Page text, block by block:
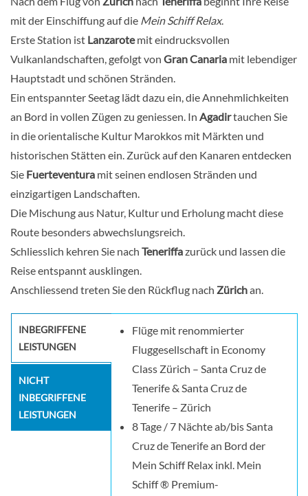
mit der Einschiffung auf die Mein Schiff Relax.
Erste Station ist Lanzarotemit eindrucksvollen
Vulkanlandschaften, gefolgt von Gran Canaria mit lebendiger
Hauptstadt und schönen Stränden.
Ein entspannter Seetag lädt dazu ein, die Annehmlichkeiten
an Bord in vollen Zügen zu geniessen. In Agadirtauchen Sie
in die orientalische Kultur Marokkos mit Märkten und
historischen Stätten ein. Zurück auf den Kanaren entdecken
Sie Fuerteventura mit seinen endlosen Stränden und
einzigartigen Landschaften.
Die Mischung aus Natur, Kultur und Erholung macht diese
Route besonders abwechslungsreich.
Schliesslich kehren Sie nach Teneriffazurück und lassen die
Reise entspannt ausklingen.
Anschliessend treten Sie den Rückflug nach Zürichan.
INBEGRIFFENE
LEISTUNGEN
NICHT
INBEGRIFFENE
LEISTUNGEN
Flüge mit renommierter
Fluggesellschaft in Economy
Class Zürich – Santa Cruz de
Tenerife & Santa Cruz de
Tenerife – Zürich
8 Tage / 7 Nächte ab/bis Santa
Cruz de Tenerife an Bord der
Mein Schiff Relax inkl. Mein
Schiff ® Premium-